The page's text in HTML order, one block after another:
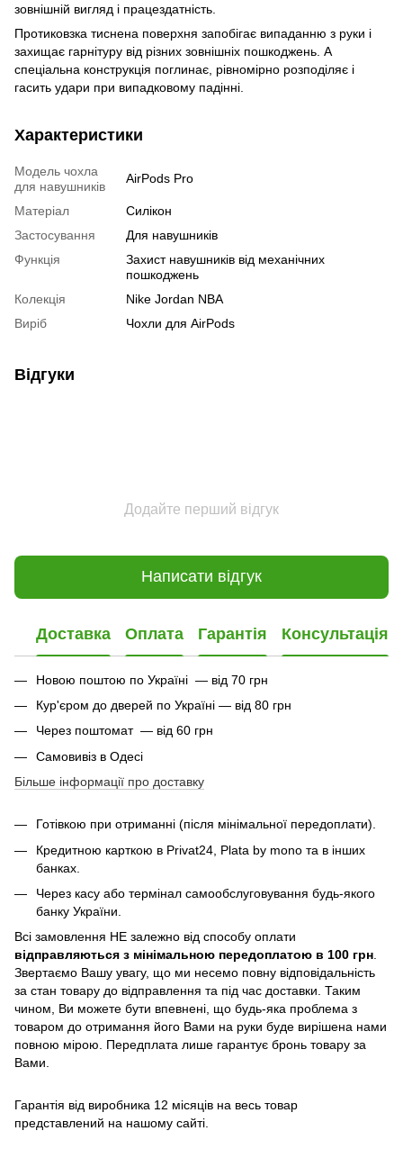
зовнішній вигляд і працездатність.
Протиковзка тиснена поверхня запобігає випаданню з руки і
захищає гарнітуру від різних зовнішніх пошкоджень. А
спеціальна конструкція поглинає, рівномірно розподіляє і
гасить удари при випадковому падінні.
Характеристики
Модель чохла
для навушників
AirPods Pro
Матеріал
Силікон
Застосування
Для навушників
Функція
Захист навушників від механічних
пошкоджень
Колекція
Nike Jordan NBA
Виріб
Чохли для AirPods
Відгуки
Додайте перший відгук
Написати відгук
Доставка Оплата Гарантія Консультація
Новою поштою по Україні — від 70 грн
Кур'єром до дверей по Україні — від 80 грн
Через поштомат — від 60 грн
Самовивіз в Одесі
Більше інформації про доставку
Готівкою при отриманні (після мінімальної передоплати).
Кредитною карткою в Privat24, Plata by mono та в інших
банках.
Через касу або термінал самообслуговування будь-якого
банку України.
Всі замовлення НЕ залежно від способу оплати
відправляються з мінімальною передоплатою в 100 грн.
Звертаємо Вашу увагу, що ми несемо повну відповідальність
за стан товару до відправлення та під час доставки. Таким
чином, Ви можете бути впевнені, що будь-яка проблема з
товаром до отримання його Вами на руки буде вирішена нами
повною мірою. Передплата лише гарантує бронь товару за
Вами.
Гарантія від виробника 12 місяців на весь товар
представлений на нашому сайті.